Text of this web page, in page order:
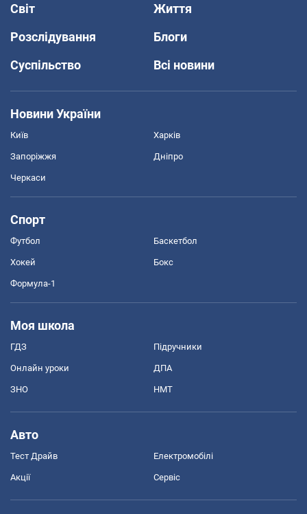
Світ
Життя
Розслідування
Блоги
Суспільство
Всі новини
Новини України
Київ Харків
Запоріжжя Дніпро
Черкаси
Спорт
Футбол Баскетбол
Хокей Бокс
Формула-1
Моя школа
ГДЗ Підручники
Онлайн уроки ДПА
ЗНО НМТ
Авто
Тест Драйв Електромобілі
Акції Сервіс